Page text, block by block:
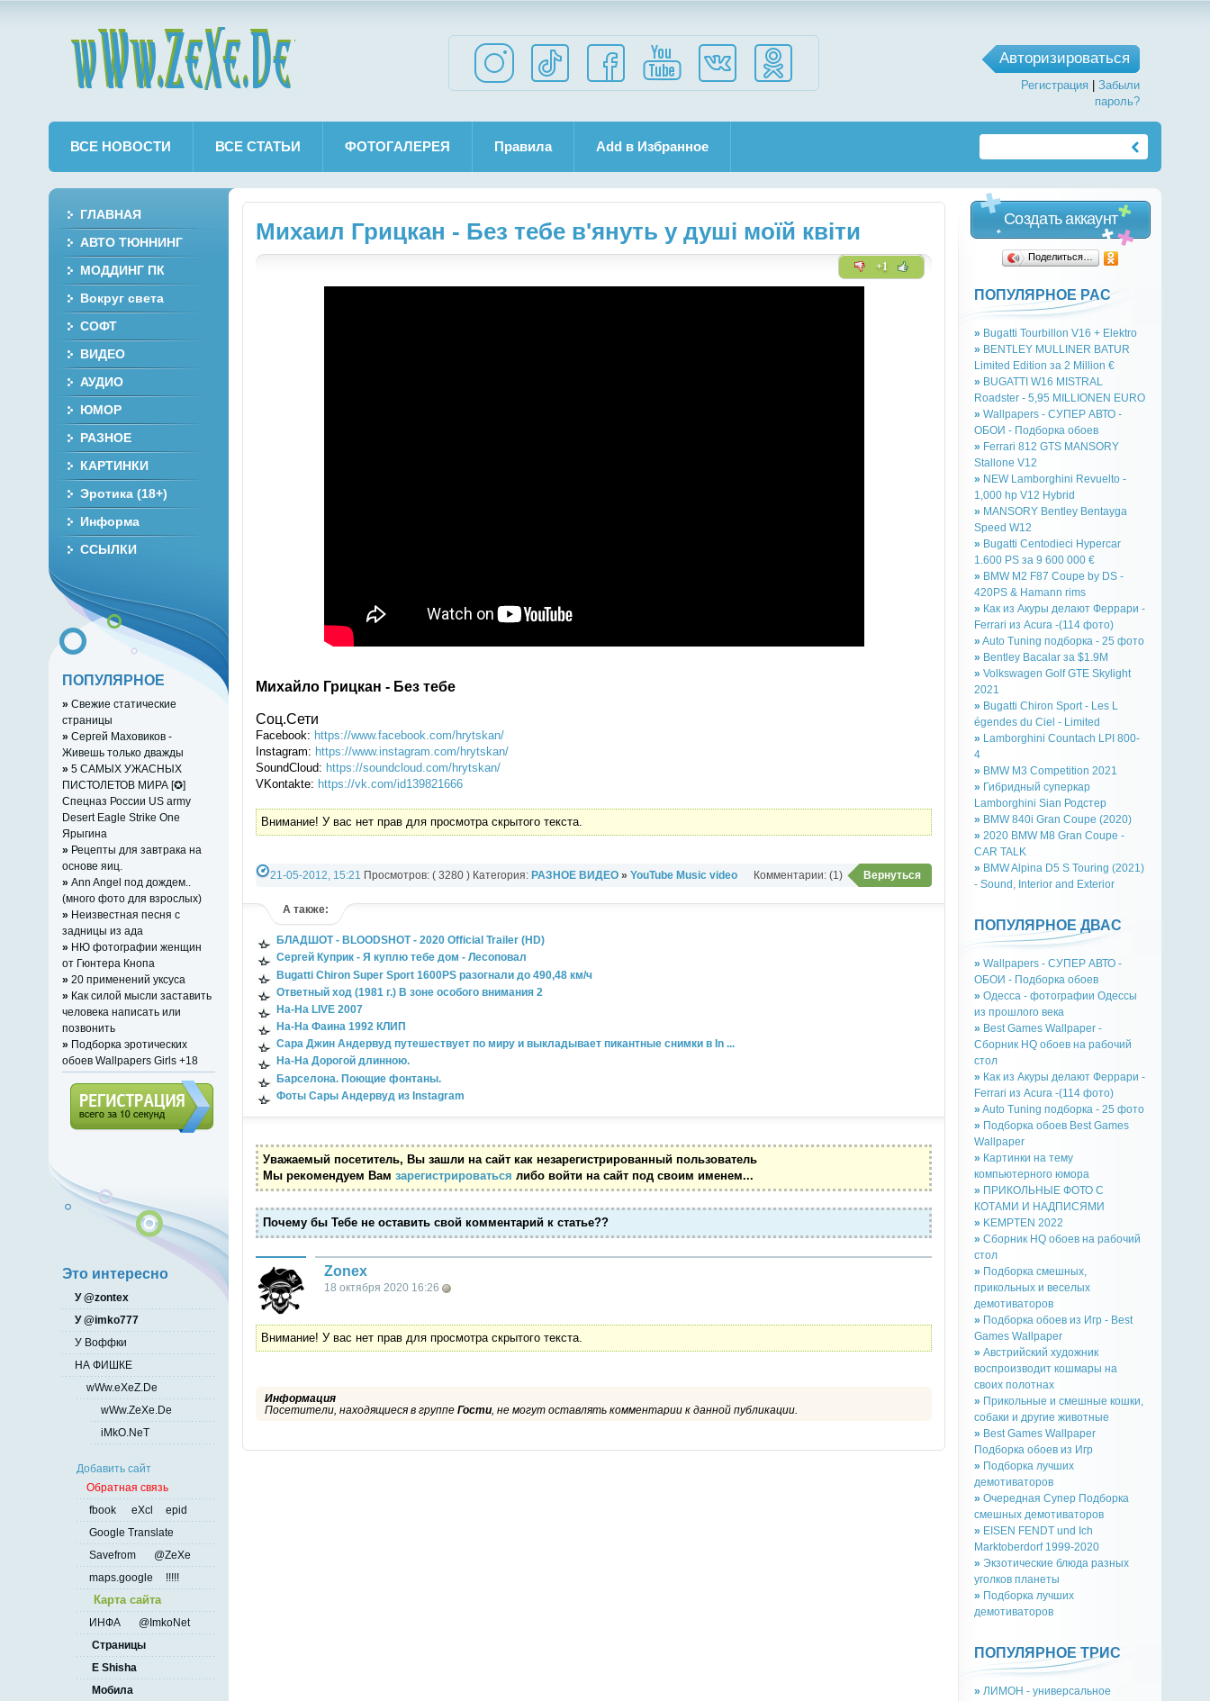
Авторизироваться
Регистрация |Забыли
пароль?
ВСЕ НОВОСТИ ВСЕ СТАТЬИ ФОТОГАЛЕРЕЯ Правила Add в Избранное
Михаил Грицкан - Без тебе в'януть у душі моїй квіти
+1
Михайло Грицкан - Без тебе
Соц.Сети
Facebook: https://www.facebook.com/hrytskan/
Instagram: https://www.instagram.com/hrytskan/
SoundCloud: https://soundcloud.com/hrytskan/
VKontakte: https://vk.com/id139821666
Внимание! У вас нет прав для просмотра скрытого текста.
Вернуться
Комментарии: (1)
21-05-2012, 15:21 Просмотров: ( 3280 ) Категория: РАЗНОЕ ВИДЕО» YouTube Music video
А также:
БЛАДШОТ - BLOODSHOT - 2020 Official Trailer (HD)
Сергей Куприк - Я куплю тебе дом - Лесоповал
Bugatti Chiron Super Sport 1600PS разогнали до 490,48 км/ч
Ответный ход (1981 г.) В зоне особого внимания 2
На-На LIVE 2007
На-На Фаина 1992 КЛИП
Сара Джин Андервуд путешествует по миру и выкладывает пикантные снимки в In ...
На-На Дорогой длинною.
Барселона. Поющие фонтаны.
Фоты Сары Андервуд из Instagram
Уважаемый посетитель, Вы зашли на сайт как незарегистрированный пользователь
Мы рекомендуем Вам зарегистрироваться либо войти на сайт под своим именем...
Почему бы Тебе не оставить свой комментарий к статье??
Zonex
18 октября 2020 16:26
Внимание! У вас нет прав для просмотра скрытого текста.
Информация
Посетители, находящиеся в группе Гости, не могут оставлять комментарии к данной публикации.
Создать аккаунт
Поделиться…
ПОПУЛЯРНОЕ РАС
» Bugatti Tourbillon V16 + Elektro
» BENTLEY MULLINER BATUR
Limited Edition за 2 Million €
» BUGATTI W16 MISTRAL
Roadster - 5,95 MILLIONEN EURO
» Wallpapers - СУПЕР АВТО -
ОБОИ - Подборка обоев
» Ferrari 812 GTS MANSORY
Stallone V12
» NEW Lamborghini Revuelto -
1,000 hp V12 Hybrid
» MANSORY Bentley Bentayga
Speed W12
» Bugatti Centodieci Hypercar
1.600 PS за 9 600 000 €
» BMW M2 F87 Coupe by DS -
420PS & Hamann rims
» Как из Акуры делают Феррари -
Ferrari из Acura -(114 фото)
» Auto Tuning подборка - 25 фото
» Bentley Bacalar за $1.9M
» Volkswagen Golf GTE Skylight
2021
» Bugatti Chiron Sport - Les L
égendes du Ciel - Limited
» Lamborghini Countach LPI 800-
4
» BMW M3 Competition 2021
» Гибридный суперкар
Lamborghini Sian Родстер
» BMW 840i Gran Coupe (2020)
» 2020 BMW M8 Gran Coupe -
CAR TALK
» BMW Alpina D5 S Touring (2021)
- Sound, Interior and Exterior
ПОПУЛЯРНОЕ ДВАС
» Wallpapers - СУПЕР АВТО -
ОБОИ - Подборка обоев
» Одесса - фотографии Одессы
из прошлого века
» Best Games Wallpaper -
Сборник HQ обоев на рабочий
стол
» Как из Акуры делают Феррари -
Ferrari из Acura -(114 фото)
» Auto Tuning подборка - 25 фото
» Подборка обоев Best Games
Wallpaper
» Картинки на тему
компьютерного юмора
» ПРИКОЛЬНЫЕ ФОТО С
КОТАМИ И НАДПИСЯМИ
» KEMPTEN 2022
» Сборник HQ обоев на рабочий
стол
» Подборка смешных,
прикольных и веселых
демотиваторов
» Подборка обоев из Игр - Best
Games Wallpaper
» Австрийский художник
воспроизводит кошмары на
своих полотнах
» Прикольные и смешные кошки,
собаки и другие животные
» Best Games Wallpaper
Подборка обоев из Игр
» Подборка лучших
демотиваторов
» Очередная Супер Подборка
смешных демотиваторов
» EISEN FENDT und Ich
Marktoberdorf 1999-2020
» Экзотические блюда разных
уголков планеты
» Подборка лучших
демотиваторов
ПОПУЛЯРНОЕ ТРИС
» ЛИМОН - универсальное
ГЛАВНАЯ
АВТО ТЮННИНГ
МОДДИНГ ПК
Вокруг света
СОФТ
ВИДЕО
АУДИО
ЮМОР
РАЗНОЕ
КАРТИНКИ
Эротика (18+)
Информа
ССЫЛКИ
ПОПУЛЯРНОЕ
» Свежие статические
страницы
» Сергей Маховиков -
Живешь только дважды
» 5 САМЫХ УЖАСНЫХ
ПИСТОЛЕТОВ МИРА [✪]
Спецназ России US army
Desert Eagle Strike One
Ярыгина
» Рецепты для завтрака на
основе яиц.
» Ann Angel под дождем..
(много фото для взрослых)
» Неизвестная песня с
задницы из ада
» НЮ фотографии женщин
от Гюнтера Кнопа
» 20 применений уксуса
» Как силой мысли заставить
человека написать или
позвонить
» Подборка эротических
обоев Wallpapers Girls +18
Это интересно
У @zontex
У @imko777
У Воффки
НА ФИШКЕ
wWw.eXeZ.De
wWw.ZeXe.De
iMkO.NeT
Добавить сайт
Обратная связь
fbook
eXcl
epid
Google Translate
Savefrom
@ZeXe
maps.google
!!!!!
Карта сайта
ИНФА
@ImkoNet
Страницы
E Shisha
Мобила